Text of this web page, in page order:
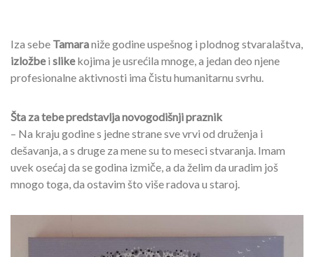
Iza sebe Tamaraniže godine uspešnog i plodnog stvaralaštva,
izložbei slikekojima je usrećila mnoge, a jedan deo njene
profesionalne aktivnosti ima čistu humanitarnu svrhu.
Šta za tebe predstavlja novogodišnji praznik
– Na kraju godine s jedne strane sve vrvi od druženja i
dešavanja, a s druge za mene su to meseci stvaranja. Imam
uvek osećaj da se godina izmiče, a da želim da uradim još
mnogo toga, da ostavim što više radova u staroj.